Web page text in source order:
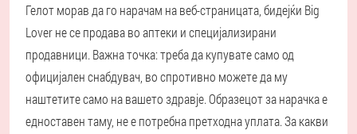
Гелот морав да го нарачам на веб-страницата, бидејќи Big
Lover не се продава во аптеки и специјализирани
продавници. Важна точка: треба да купувате само од
официјален снабдувач, во спротивно можете да му
наштетите само на вашето здравје. Образецот за нарачка е
едноставен таму, не е потребна претходна уплата. За какви